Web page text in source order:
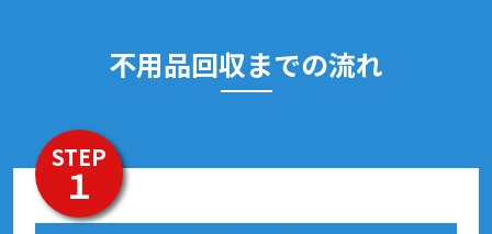
不用品回収までの流れ
STEP
１